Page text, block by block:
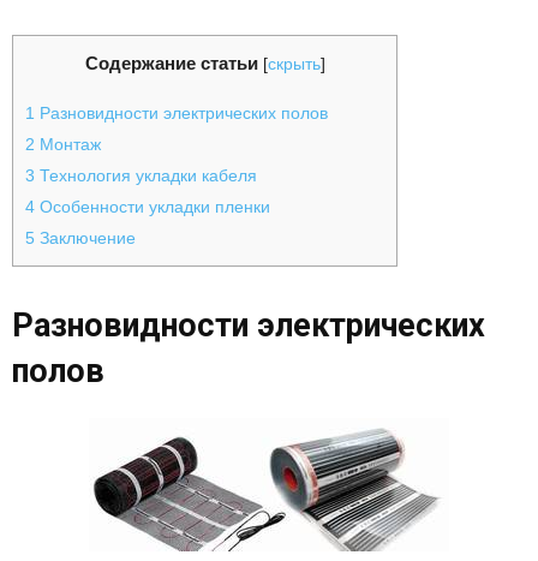
Содержание статьи [скрыть]
1 Разновидности электрических полов
2 Монтаж
3 Технология укладки кабеля
4 Особенности укладки пленки
5 Заключение
Разновидности электрических
полов